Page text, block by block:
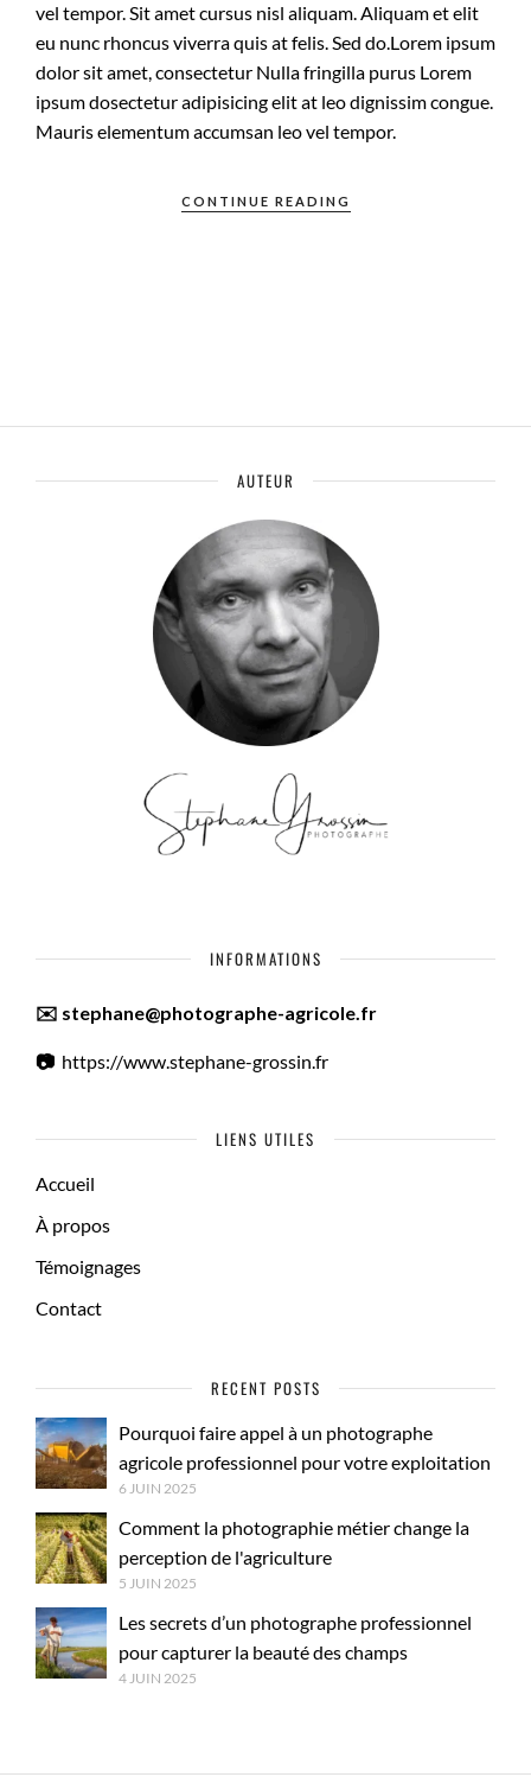
vel tempor. Sit amet cursus nisl aliquam. Aliquam et elit
eu nunc rhoncus viverra quis at felis. Sed do.Lorem ipsum
dolor sit amet, consectetur Nulla fringilla purus Lorem
ipsum dosectetur adipisicing elit at leo dignissim congue.
Mauris elementum accumsan leo vel tempor.
CONTINUE READING
AUTEUR
INFORMATIONS
✉️ stephane@photographe-agricole.fr
📷 https://www.stephane-grossin.fr
LIENS UTILES
Accueil
À propos
Témoignages
Contact
RECENT POSTS
Pourquoi faire appel à un photographe
agricole professionnel pour votre exploitation
6 JUIN 2025
Comment la photographie métier change la
perception de l'agriculture
5 JUIN 2025
Les secrets d’un photographe professionnel
pour capturer la beauté des champs
4 JUIN 2025